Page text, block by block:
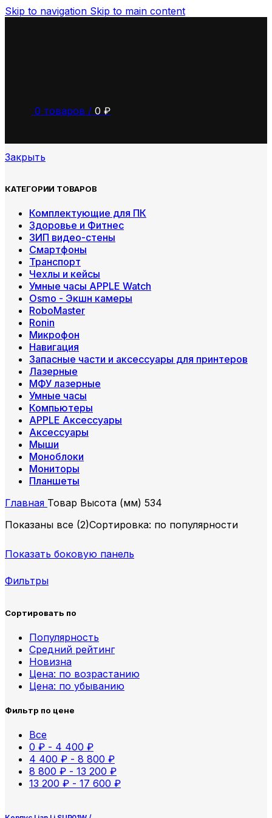
Skip to navigation Skip to main content
0 товаров / 0 ₽
Закрыть
КАТЕГОРИИ ТОВАРОВ
Комплектующие для ПК
Здоровье и Фитнес
ЗИП видео-стены
Смартфоны
Транспорт
Чехлы и кейсы
Умные часы APPLE Watch
Osmo - Экшн камеры
RoboMaster
Ronin
Микрофон
Навигация
Запасные части и аксессуары для принтеров
Лазерные
МФУ лазерные
Умные часы
Компьютеры
APPLE Аксессуары
Аксессуары
Мыши
Моноблоки
Мониторы
Планшеты
Главная Товар Высота (мм) 534
Показаны все (2)Сортировка: по популярности
Показать боковую панель
Фильтры
Сортировать по
Популярность
Средний рейтинг
Новизна
Цена: по возрастанию
Цена: по убыванию
Фильтр по цене
Все
0 ₽ - 4 400 ₽
4 400 ₽ - 8 800 ₽
8 800 ₽ - 13 200 ₽
13 200 ₽ - 17 600 ₽